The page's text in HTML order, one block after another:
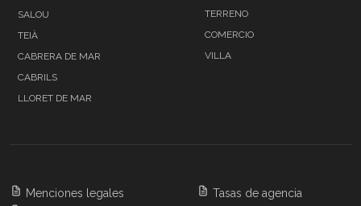
SALOU
TEIÀ
CABRERA DE MAR
CABRILS
LLORET DE MAR
TERRENO
COMERCIO
VILLA
Menciones legales
Tasas de agencia